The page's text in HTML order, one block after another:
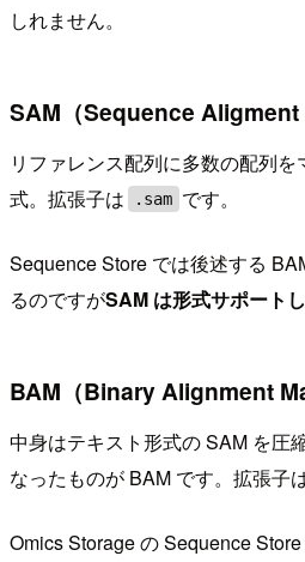
しれません。
SAM（Sequence Aligment
リファレンス配列に多数の配列
式。拡張子は
.sam です。
Sequence Store では後述する
るのですがSAM は形式サポート
BAM（Binary Alignment
中身はテキスト形式の SAM を圧
なったものが BAM です。拡張子
Omics Storage の Sequence